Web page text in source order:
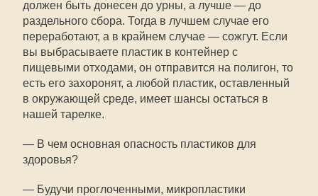
должен быть донесен до урны, а лучше — до
раздельного сбора. Тогда в лучшем случае его
переработают, а в крайнем случае — сожгут. Если
вы выбрасываете пластик в контейнер с
пищевыми отходами, он отправится на полигон, то
есть его захоронят, а любой пластик, оставленный
в окружающей среде, имеет шансы остаться в
нашей тарелке.
— В чем основная опасность пластиков для
здоровья?
— Будучи проглоченными, микропластики